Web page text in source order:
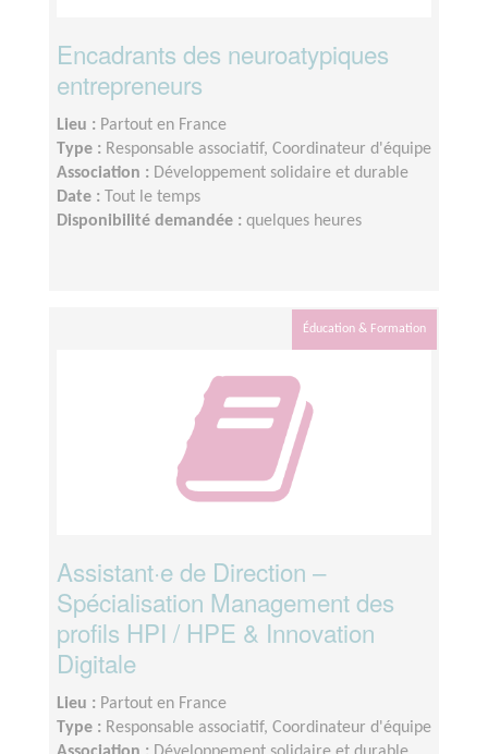
Encadrants des neuroatypiques
entrepreneurs
Lieu : Partout en France
Type : Responsable associatif, Coordinateur d'équipe
Association : Développement solidaire et durable
Date :
Tout le temps
Disponibilité demandée : quelques heures
Éducation & Formation
Assistant·e de Direction –
Spécialisation Management des
profils HPI / HPE & Innovation
Digitale
Lieu : Partout en France
Type : Responsable associatif, Coordinateur d'équipe